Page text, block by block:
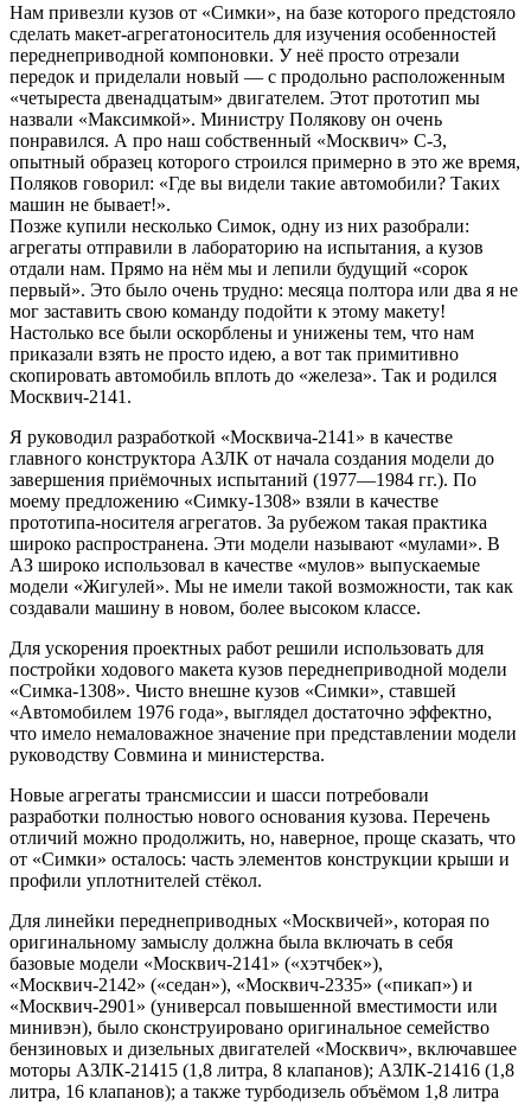
Нам привезли кузов от «Симки», на базе которого предстояло
сделать макет-агрегатоноситель для изучения особенностей
переднеприводной компоновки. У неё просто отрезали
передок и приделали новый — с продольно расположенным
«четыреста двенадцатым» двигателем. Этот прототип мы
назвали «Максимкой». Министру Полякову он очень
понравился. А про наш собственный «Москвич» С-3,
опытный образец которого строился примерно в это же время,
Поляков говорил: «Где вы видели такие автомобили? Таких
машин не бывает!».
Позже купили несколько Симок, одну из них разобрали:
агрегаты отправили в лабораторию на испытания, а кузов
отдали нам. Прямо на нём мы и лепили будущий «сорок
первый». Это было очень трудно: месяца полтора или два я не
мог заставить свою команду подойти к этому макету!
Настолько все были оскорблены и унижены тем, что нам
приказали взять не просто идею, а вот так примитивно
скопировать автомобиль вплоть до «железа». Так и родился
Москвич-2141.
Я руководил разработкой «Москвича-2141» в качестве
главного конструктора АЗЛК от начала создания модели до
завершения приёмочных испытаний (1977—1984 гг.). По
моему предложению «Симку-1308» взяли в качестве
прототипа-носителя агрегатов. За рубежом такая практика
широко распространена. Эти модели называют «мулами». В
АЗ широко использовал в качестве «мулов» выпускаемые
модели «Жигулей». Мы не имели такой возможности, так как
создавали машину в новом, более высоком классе.
Для ускорения проектных работ решили использовать для
постройки ходового макета кузов переднеприводной модели
«Симка-1308». Чисто внешне кузов «Симки», ставшей
«Автомобилем 1976 года», выглядел достаточно эффектно,
что имело немаловажное значение при представлении модели
руководству Совмина и министерства.
Новые агрегаты трансмиссии и шасси потребовали
разработки полностью нового основания кузова. Перечень
отличий можно продолжить, но, наверное, проще сказать, что
от «Симки» осталось: часть элементов конструкции крыши и
профили уплотнителей стёкол.
Для линейки переднеприводных «Москвичей», которая по
оригинальному замыслу должна была включать в себя
базовые модели «Москвич-2141» («хэтчбек»),
«Москвич-2142» («седан»), «Москвич-2335» («пикап») и
«Москвич-2901» (универсал повышенной вместимости или
минивэн), было сконструировано оригинальное семейство
бензиновых и дизельных двигателей «Москвич», включавшее
моторы АЗЛК-21415 (1,8 литра, 8 клапанов); АЗЛК-21416 (1,8
литра, 16 клапанов); а также турбодизель объёмом 1,8 литра